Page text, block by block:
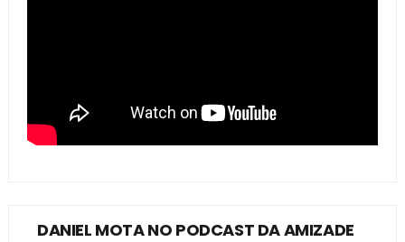
DANIEL MOTA NO PODCAST DA AMIZADE